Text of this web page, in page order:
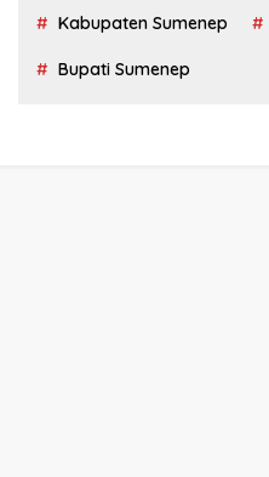
Kabupaten Sumenep
Bupati Sumenep